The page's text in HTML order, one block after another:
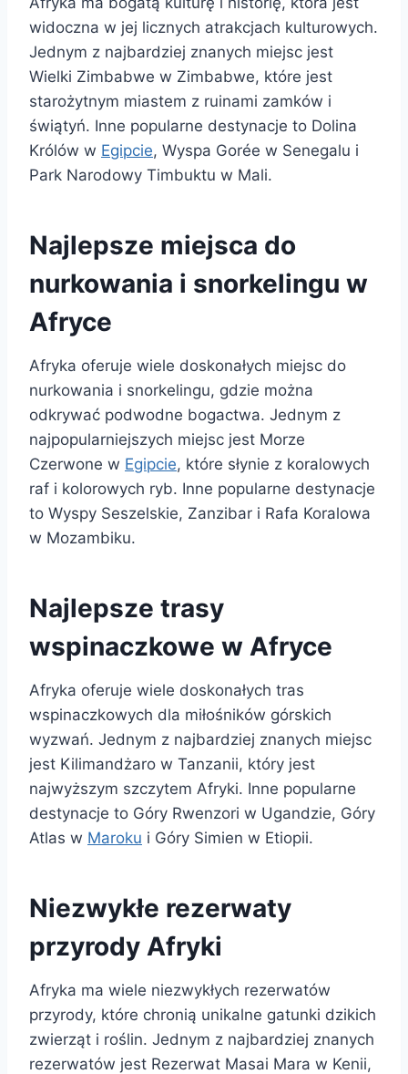
widoczna w jej licznych atrakcjach kulturowych.
Jednym z najbardziej znanych miejsc jest
Wielki Zimbabwe w Zimbabwe, które jest
starożytnym miastem z ruinami zamków i
świątyń. Inne popularne destynacje to Dolina
Królów w Egipcie, Wyspa Gorée w Senegalu i
Park Narodowy Timbuktu w Mali.
Najlepsze miejsca do
nurkowania i snorkelingu w
Afryce
Afryka oferuje wiele doskonałych miejsc do
nurkowania i snorkelingu, gdzie można
odkrywać podwodne bogactwa. Jednym z
najpopularniejszych miejsc jest Morze
Czerwone w Egipcie, które słynie z koralowych
raf i kolorowych ryb. Inne popularne destynacje
to Wyspy Seszelskie, Zanzibar i Rafa Koralowa
w Mozambiku.
Najlepsze trasy
wspinaczkowe w Afryce
Afryka oferuje wiele doskonałych tras
wspinaczkowych dla miłośników górskich
wyzwań. Jednym z najbardziej znanych miejsc
jest Kilimandżaro w Tanzanii, który jest
najwyższym szczytem Afryki. Inne popularne
destynacje to Góry Rwenzori w Ugandzie, Góry
Atlas w Maroku i Góry Simien w Etiopii.
Niezwykłe rezerwaty
przyrody Afryki
Afryka ma wiele niezwykłych rezerwatów
przyrody, które chronią unikalne gatunki dzikich
zwierząt i roślin. Jednym z najbardziej znanych
rezerwatów jest Rezerwat Masai Mara w Kenii,